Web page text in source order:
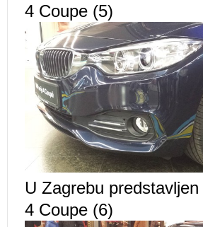
4 Coupe (5)
U Zagrebu
4 Coupe (6)